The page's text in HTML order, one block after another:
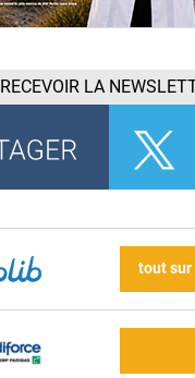
RECEVOIR LA
tout